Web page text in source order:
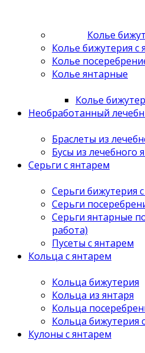
Колье
Колье бижутерия с
Колье
Колье янтарные
Колье
Необработанный
Браслеты из
Бусы из лечебного
Серьги с янтарем
Серьги бижутерия
Серьги
Серьги янтарные
работа)
Пусеты с янтарем
Кольца с янтарем
Кольца бижутерия
Кольца из янтаря
Кольца
Кольца бижутерия
Кулоны с янтарем